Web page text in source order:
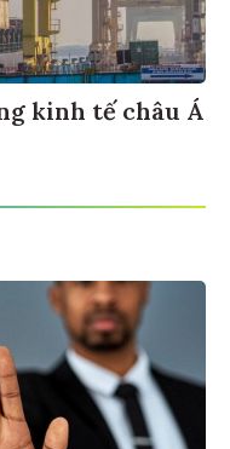
kinh tế châu Á